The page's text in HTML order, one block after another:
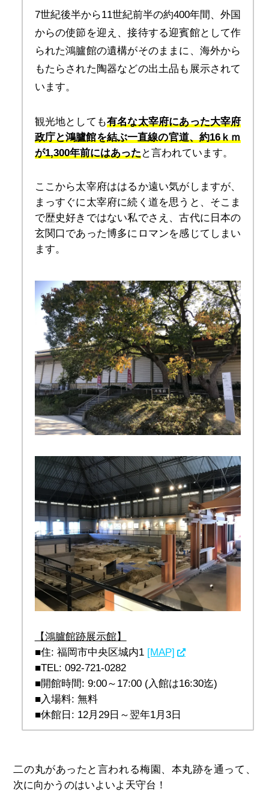
7世紀後半から11世紀前半の約400年間、外国
からの使節を迎え、接待する迎賓館として作
られた鴻臚館の遺構がそのままに、海外から
もたらされた陶器などの出土品も展示されて
います。
観光地としても有名な太宰府にあった大宰府
政庁と鴻臚館を結ぶ一直線の官道、約16ｋｍ
が1,300年前にはあったと言われています。
ここから太宰府ははるか遠い気がしますが、
まっすぐに太宰府に続く道を思うと、そこま
で歴史好きではない私でさえ、古代に日本の
玄関口であった博多にロマンを感じてしまい
ます。
【鴻臚館跡展示館】
■住: 福岡市中央区城内1 [MAP]
■TEL: 092-721-0282
■開館時間: 9:00～17:00 (入館は16:30迄)
■入場料: 無料
■休館日: 12月29日～翌年1月3日
二の丸があったと言われる梅園、本丸跡を通って、
次に向かうのはいよいよ 天守台！